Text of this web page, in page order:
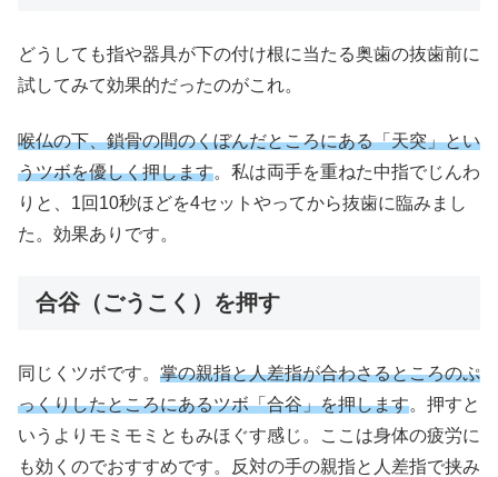
どうしても指や器具が下の付け根に当たる奥歯の抜歯前に
試してみて効果的だったのがこれ。
喉仏の下、鎖骨の間のくぼんだところにある「天突」とい
うツボを優しく押します。私は両手を重ねた中指でじんわ
りと、1回10秒ほどを4セットやってから抜歯に臨みまし
た。効果ありです。
合谷（ごうこく）を押す
同じくツボです。 掌の親指と人差指が合わさるところのぷ
っくりしたところにあるツボ「合谷」を押します。押すと
いうよりモミモミともみほぐす感じ。ここは身体の疲労に
も効くのでおすすめです。反対の手の親指と人差指で挟み